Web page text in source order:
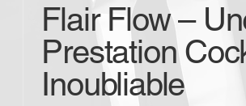
Flair Flow –
Prestation
Inoubliable